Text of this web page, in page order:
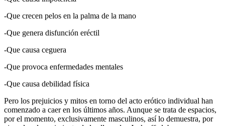
-Que crecen pelos en la palma de la mano
-Que genera disfunción eréctil
-Que causa ceguera
-Que provoca enfermedades mentales
-Que causa debilidad física
Pero los prejuicios y mitos en torno del acto erótico individual han
comenzado a caer en los últimos años. Aunque se trata de espacios,
por el momento, exclusivamente masculinos, así lo demuestra, por